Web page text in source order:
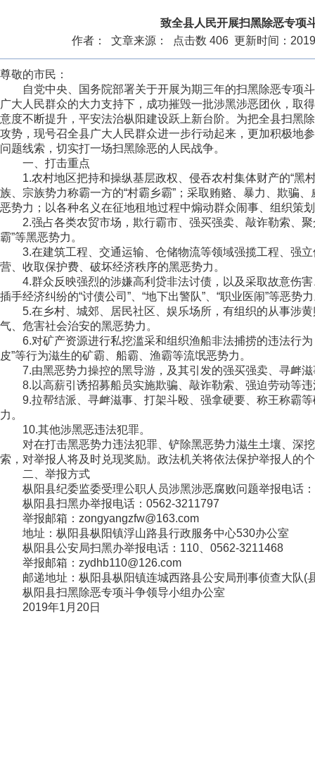
致全县人民开展扫黑除恶专项
作者： 文章来源： 点击数 406 更新时间：
尊敬的市民：
自党中央、国务院部署关于开展为期三年的扫黑除恶专项
广大人民群众的大力支持下，成功摧毁一批涉黑涉恶团伙，取
意度不断提升，平安法治枞阳建设跃上新台阶。为把全县扫黑
攻势，现号召全县广大人民群众进一步行动起来，更加积极地
问题线索，切实打一场扫黑除恶的人民战争。
一、打击重点
1.农村地区把持和操纵基层政权、侵吞农村集体财产的“黑
族、宗族势力称霸一方的“村霸乡霸”；采取贿赂、暴力、欺骗
恶势力；以各种名义在征地租地过程中煽动群众闹事、组织策
2.强占各类农贸市场，欺行霸市、强买强卖、敲诈勒索、聚
霸”等黑恶势力。
3.在建筑工程、交通运输、仓储物流等领域强揽工程、强立
营、收取保护费、破坏经济秩序的黑恶势力。
4.群众反映强烈的涉嫌高利贷非法讨债，以及采取故意伤害
插手经济纠纷的“讨债公司”、“地下出警队”、“职业医闹”等恶势
5.在乡村、城郊、居民社区、娱乐场所，有组织的从事涉黄
气、危害社会治安的黑恶势力。
6.对矿产资源进行私挖滥采和组织渔船非法捕捞的违法行为
皮”等行为滋生的矿霸、船霸、渔霸等流氓恶势力。
7.由黑恶势力操控的黑导游，及其引发的强买强卖、寻衅滋
8.以高薪引诱招募船员实施欺骗、敲诈勒索、强迫劳动等违
9.拉帮结派、寻衅滋事、打架斗殴、强拿硬要、称王称霸等
力。
10.其他涉黑恶违法犯罪。
对在打击黑恶势力违法犯罪、铲除黑恶势力滋生土壤、深挖
索，对举报人将及时兑现奖励。政法机关将依法保护举报人的
二、举报方式
枞阳县纪委监委受理公职人员涉黑涉恶腐败问题举报电话
枞阳县扫黑办举报电话：0562-3211797
举报邮箱：zongyangzfw@163.com
地址：枞阳县枞阳镇浮山路县行政服务中心530办公室
枞阳县公安局扫黑办举报电话：110、0562-3211468
举报邮箱：zydhb110@126.com
邮递地址：枞阳县枞阳镇连城西路县公安局刑事侦查大队(
枞阳县扫黑除恶专项斗争领导小组办公室
2019年1月20日